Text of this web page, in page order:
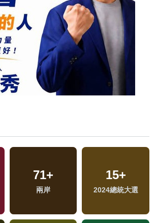
71+
兩岸
15+
2024總統大選